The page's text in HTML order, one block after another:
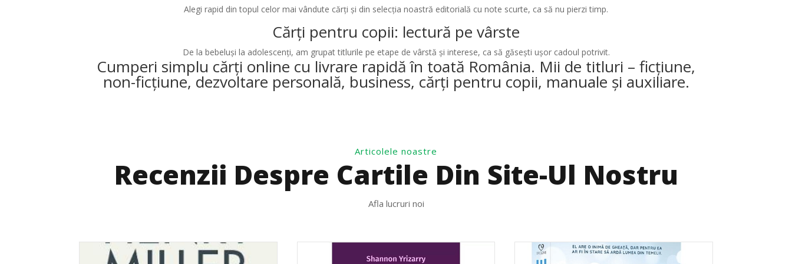
Alegi rapid din topul celor mai vândute cărți și din selecția noastră editorială cu note scurte, ca să nu pierzi timp.
Cărți pentru copii: lectură pe vârste
De la bebeluși la adolescenți, am grupat titlurile pe etape de vârstă și interese, ca să găsești ușor cadoul potrivit.
Cumperi simplu cărți online cu livrare rapidă în toată România. Mii de titluri – ficțiune,
non-ficțiune, dezvoltare personală, business, cărți pentru copii, manuale și auxiliare.
Articolele noastre
Recenzii Despre Cartile Din Site-Ul Nostru
Afla lucruri noi